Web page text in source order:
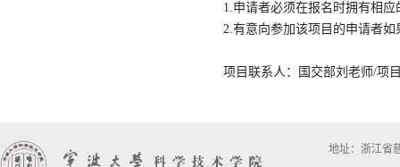
1.申请者必须在报名时拥有相
2.有意向参加该项目的申请者
项目联系人：国交部刘老师/项
地址：浙江省